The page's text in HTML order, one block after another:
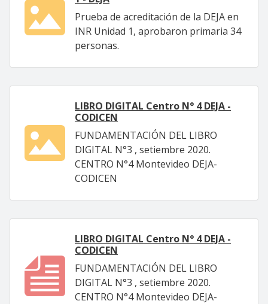
Prueba de acreditación de la DEJA en
INR Unidad 1, aprobaron primaria 34
personas.
LIBRO DIGITAL Centro N° 4 DEJA -
CODICEN
FUNDAMENTACIÓN DEL LIBRO
DIGITAL N°3 , setiembre 2020.
CENTRO N°4 Montevideo DEJA-
CODICEN
LIBRO DIGITAL Centro N° 4 DEJA -
CODICEN
FUNDAMENTACIÓN DEL LIBRO
DIGITAL N°3 , setiembre 2020.
CENTRO N°4 Montevideo DEJA-